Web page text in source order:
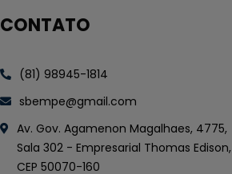
CONTATO
(81) 98945-1814
sbempe@gmail.com
Av. Gov. Agamenon Magalhaes, 4775,
Sala 302 - Empresarial Thomas Edison,
CEP 50070-160